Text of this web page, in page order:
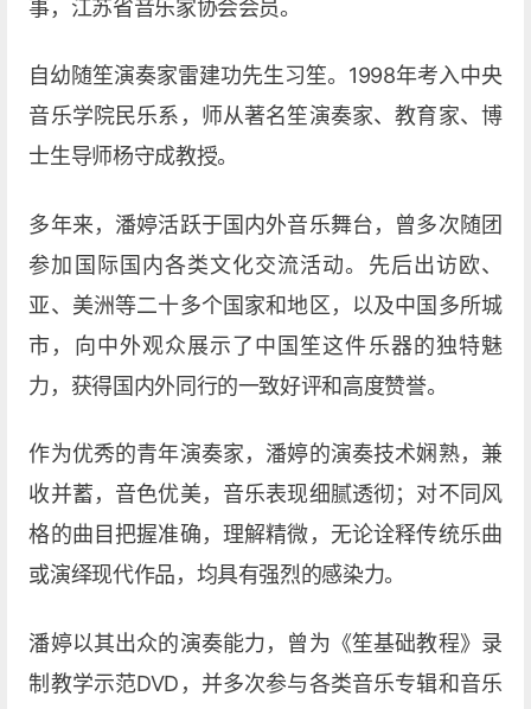
事，江苏省音乐家协会会员。
自幼随笙演奏家雷建功先生习笙。1998年考入中央
音乐学院民乐系，师从著名笙演奏家、教育家、博
士生导师杨守成教授。
多年来，潘婷活跃于国内外音乐舞台，曾多次随团
参加国际国内各类文化交流活动。先后出访欧、
亚、美洲等二十多个国家和地区，以及中国多所城
市，向中外观众展示了中国笙这件乐器的独特魅
力，获得国内外同行的一致好评和高度赞誉。
作为优秀的青年演奏家，潘婷的演奏技术娴熟，兼
收并蓄，音色优美，音乐表现细腻透彻；对不同风
格的曲目把握准确，理解精微，无论诠释传统乐曲
或演绎现代作品，均具有强烈的感染力。
潘婷以其出众的演奏能力，曾为《笙基础教程》录
制教学示范DVD，并多次参与各类音乐专辑和音乐